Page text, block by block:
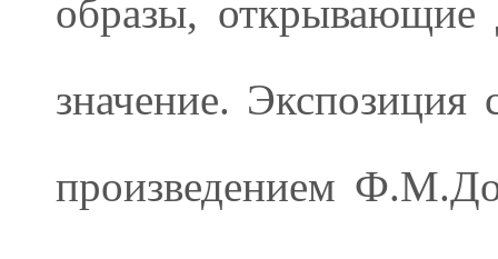
образы, открывающие
значение. Экспозиция
произведением